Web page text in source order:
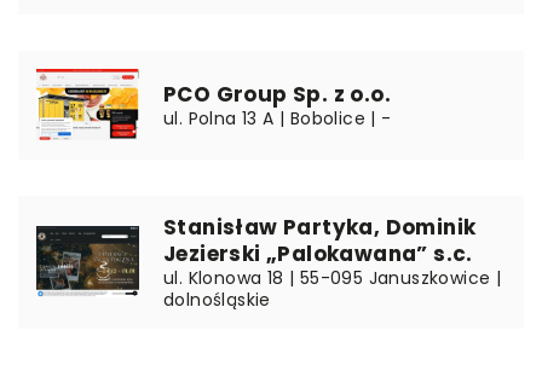
PCO Group Sp. z o.o.
ul. Polna 13 A | Bobolice | -
Stanisław Partyka, Dominik
Jezierski „Palokawana” s.c.
ul. Klonowa 18 | 55-095 Januszkowice |
dolnośląskie